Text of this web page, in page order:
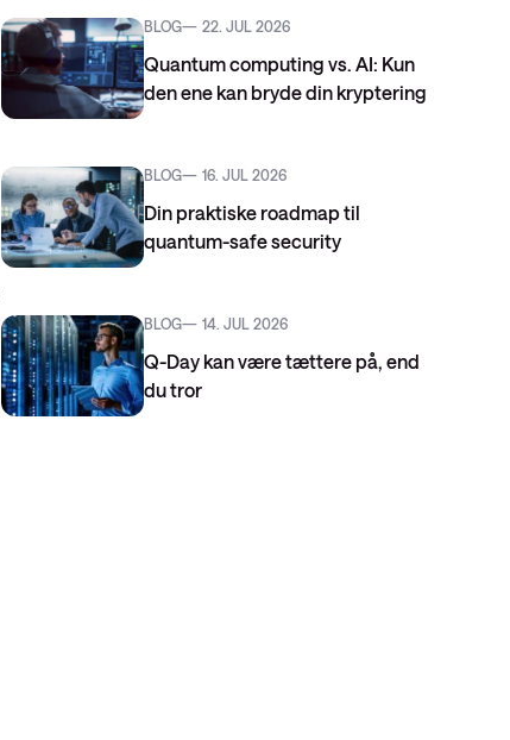
BLOG 22. JUL 2026
Quantum computing vs. AI: Kun
den ene kan bryde din kryptering
BLOG 16. JUL 2026
Din praktiske roadmap til
quantum-safe security
BLOG 14. JUL 2026
Q-Day kan være tættere på, end
du tror